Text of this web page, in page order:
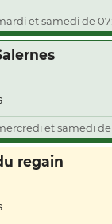
et samedi de
et samedi de
regain